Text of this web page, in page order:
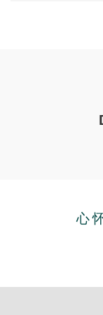
心